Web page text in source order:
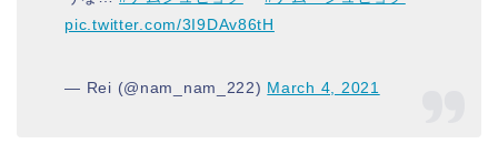
pic.twitter.com/3I9DAv86tH
— Rei (@nam_nam_222) March 4, 2021